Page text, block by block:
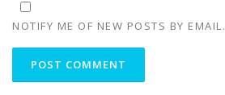
NOTIFY ME OF NEW POSTS BY EMAIL.